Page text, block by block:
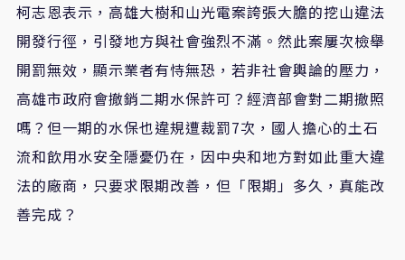
柯志恩表示，高雄大樹和山光電案誇張大膽的挖山違法
開發行徑，引發地方與社會強烈不滿。然此案屢次檢舉
開罰無效，顯示業者有恃無恐，若非社會輿論的壓力，
高雄市政府會撤銷二期水保許可？經濟部會對二期撤照
嗎？但一期的水保也違規遭裁罰7次，國人擔心的土石
流和飲用水安全隱憂仍在，因中央和地方對如此重大違
法的廠商，只要求限期改善，但「限期」多久，真能改
善完成？